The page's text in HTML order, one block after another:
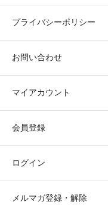
プライバシーポリシー
お問い合わせ
マイアカウント
会員登録
ログイン
メルマガ登録・解除